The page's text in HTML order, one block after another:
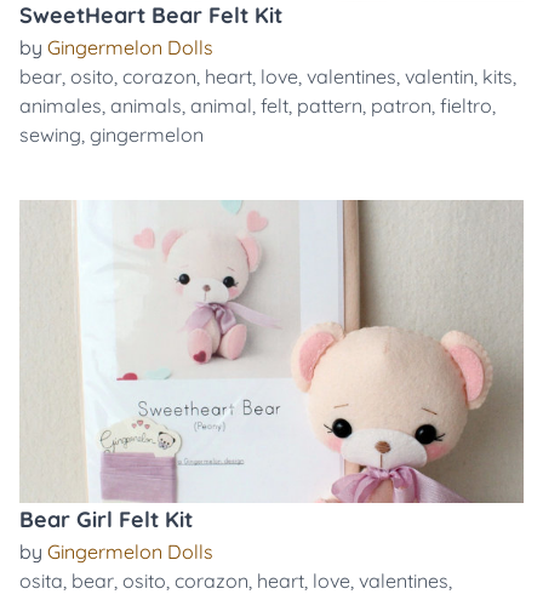
SweetHeart Bear Felt Kit
by Gingermelon Dolls
bear, osito, corazon, heart, love, valentines, valentin, kits,
animales, animals, animal, felt, pattern, patron, fieltro,
sewing, gingermelon
Bear Girl Felt Kit
by Gingermelon Dolls
osita, bear, osito, corazon, heart, love, valentines,